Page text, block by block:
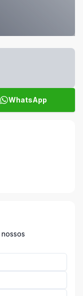
WhatsApp